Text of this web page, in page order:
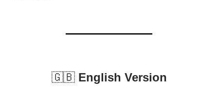
🇬🇧English Version